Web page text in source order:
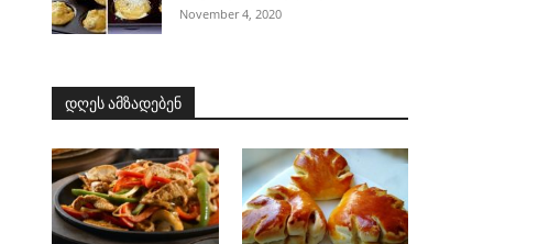
November 4, 2020
დღეს ამზადებენ